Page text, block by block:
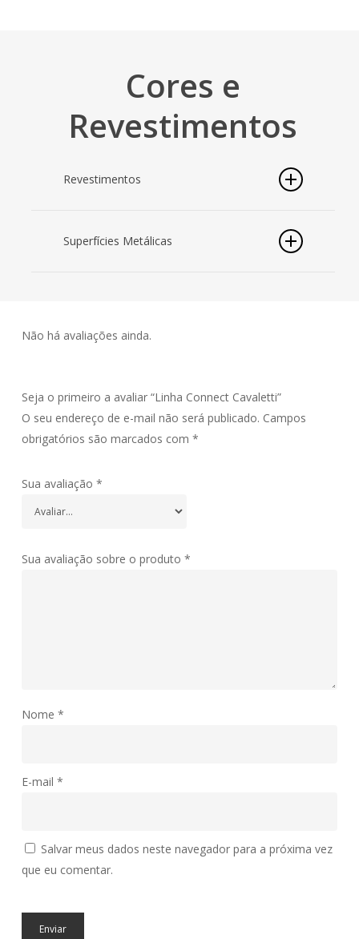
Cores e
Revestimentos
Revestimentos
Superfícies Metálicas
Não há avaliações ainda.
Seja o primeiro a avaliar “Linha Connect Cavaletti”
O seu endereço de e-mail não será publicado. Campos
obrigatórios são marcados com *
Sua avaliação *
Sua avaliação sobre o produto *
Nome *
E-mail *
Salvar meus dados neste navegador para a próxima vez
que eu comentar.